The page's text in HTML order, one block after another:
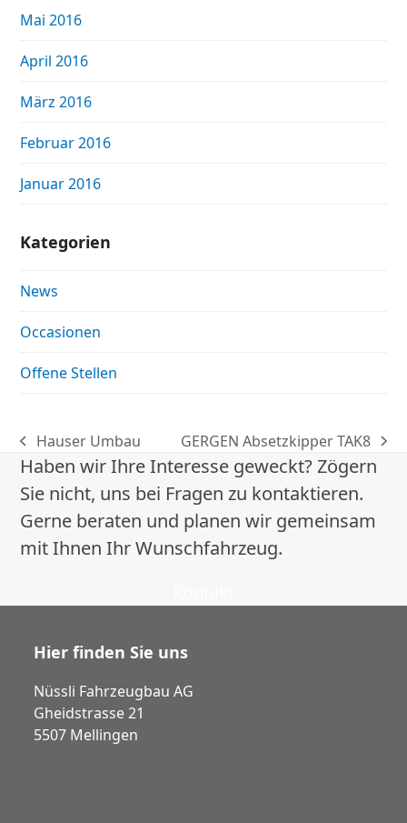
Mai 2016
April 2016
März 2016
Februar 2016
Januar 2016
Kategorien
News
Occasionen
Offene Stellen
vorheriger
Beitrag:
Hauser Umbau
Nächster
Beitrag:
GERGEN Absetzkipper TAK8
Haben wir Ihre Interesse geweckt? Zögern
Sie nicht, uns bei Fragen zu kontaktieren.
Gerne beraten und planen wir gemeinsam
mit Ihnen Ihr Wunschfahrzeug.
Hier finden Sie uns
Nüssli Fahrzeugbau AG
Gheidstrasse 21
5507 Mellingen